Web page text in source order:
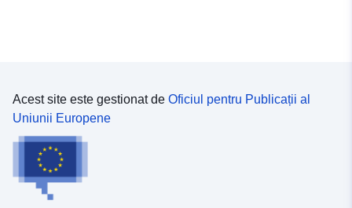
Acest site este gestionat de Oficiul pentru Publicații al
Uniunii Europene